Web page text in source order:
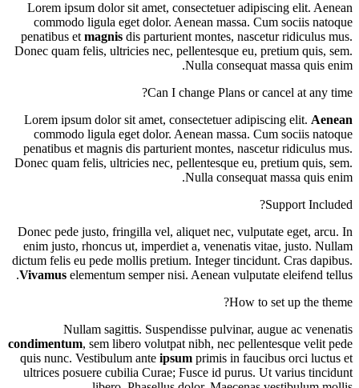
Lorem ipsum dolor sit amet, consectetuer adipiscing elit. Aenean
commodo ligula eget dolor. Aenean massa. Cum sociis natoque
penatibus etmagnis dis parturient montes, nascetur ridiculus mus.
Donec quam felis, ultricies nec, pellentesque eu, pretium quis, sem.
Nulla consequat massa quis enim.
Can I change Plans or cancel at any time?
Lorem ipsum dolor sit amet, consectetuer adipiscing elit. Aenean
commodo ligula eget dolor. Aenean massa. Cum sociis natoque
penatibus et magnis dis parturient montes, nascetur ridiculus mus.
Donec quam felis, ultricies nec, pellentesque eu, pretium quis, sem.
Nulla consequat massa quis enim.
Support Included?
Donec pede justo, fringilla vel, aliquet nec, vulputate eget, arcu. In
enim justo, rhoncus ut, imperdiet a, venenatis vitae, justo. Nullam
dictum felis eu pede mollis pretium. Integer tincidunt. Cras dapibus.
Vivamus elementum semper nisi. Aenean vulputate eleifend tellus.
How to set up the theme?
Nullam sagittis. Suspendisse pulvinar, augue ac venenatis
condimentum, sem libero volutpat nibh, nec pellentesque velit pede
quis nunc. Vestibulum ante ipsum primis in faucibus orci luctus et
ultrices posuere cubilia Curae; Fusce id purus. Ut varius tincidunt